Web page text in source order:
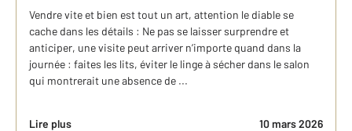
Vendre vite et bien est tout un art, attention le diable se
cache dans les détails : Ne pas se laisser surprendre et
anticiper, une visite peut arriver n’importe quand dans la
journée : faites les lits, éviter le linge à sécher dans le salon
qui montrerait une absence de ...
Lire plus 10 mars 2026